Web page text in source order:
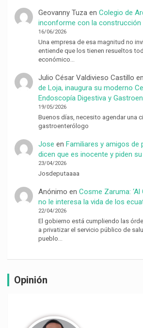
Geovanny Tuzaen Colegio de
inconforme con la construcción
16/06/2026
Una empresa de esa magnitud no
entiende que los tienen resueltos
económico…
Julio César Valdivieso Castillo en
de Loja, inaugura su moderno
Endoscopía Digestiva y
19/05/2026
Buenos días, necesito agendar una
gastroenterólogo
Jose en Familiares y amigos de
dicen que es inocente y piden
23/04/2026
Josdeputaaaa
Anónimo en Cosme Zaruma:
no le interesa la vida de los
22/04/2026
El gobierno está cumpliendo las
a privatizar el servicio público de
pueblo…
Opinión